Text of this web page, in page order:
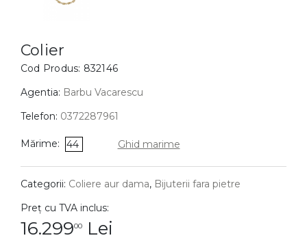
Cercei
Bratari
Coliere
Lanturi
Pandantive
DIAMANTE Vezi toate
Cercei
Colier
Cod Produs: 832146
Agentia: Barbu Vacarescu
Telefon: 0372287961
Mărime: 44 Ghid marime
Categorii: Coliere aur dama, Bijuterii fara pietre
Preț cu TVA inclus:
16.29900 Lei